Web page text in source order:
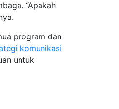
“Apakah
program dan
komunikasi
untuk